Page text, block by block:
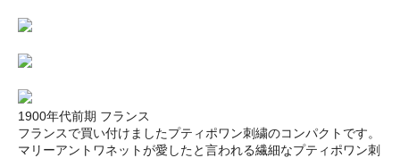
1900年代前期 フランス
フランスで買い付けましたプティポワン刺繍のコンパクトです。
マリーアントワネットが愛したと言われる繊細なプティポワン刺